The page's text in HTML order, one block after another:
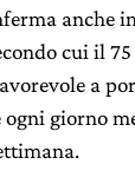
anche
cui il
a
giorno